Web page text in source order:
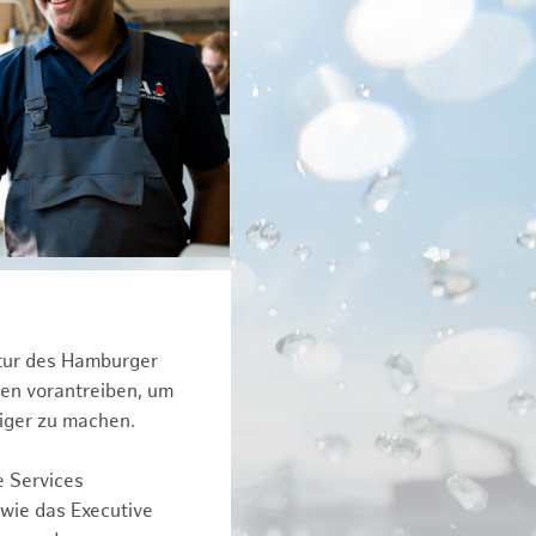
des Hamburger
vorantreiben, um
zu machen.
Services
das Executive